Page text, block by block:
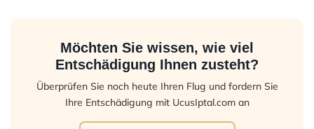
Möchten Sie wissen, wie viel
Entschädigung Ihnen zusteht?
Überprüfen Sie noch heute Ihren Flug und fordern Sie
Ihre Entschädigung mit UcusIptal.com an